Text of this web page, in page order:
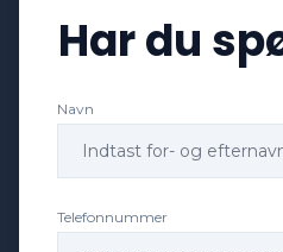
Service OK
Servostyring
Har du
Navn
Telefonnummer